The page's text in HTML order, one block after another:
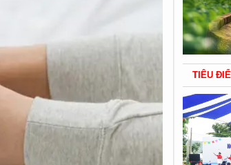
TIÊU